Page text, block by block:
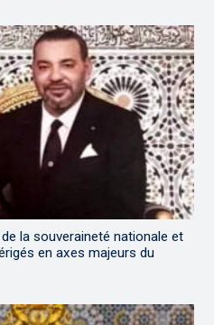
la souveraineté nationale et
en axes majeurs du